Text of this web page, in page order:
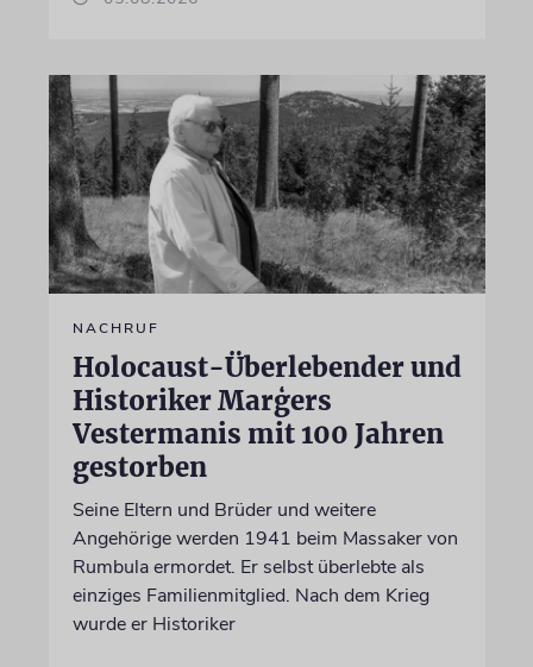
NACHRUF
Holocaust-Überlebender und
Historiker Marģers
Vestermanis mit 100 Jahren
gestorben
Seine Eltern und Brüder und weitere
Angehörige werden 1941 beim Massaker von
Rumbula ermordet. Er selbst überlebte als
einziges Familienmitglied. Nach dem Krieg
wurde er Historiker